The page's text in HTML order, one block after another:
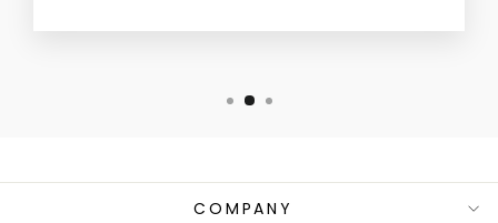
COMPANY